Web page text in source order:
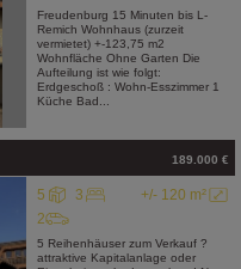
Freudenburg 15 Minuten bis L-
Remich Wohnhaus (zurzeit
vermietet) +-123,75 m2
Wohnfläche Ohne Garten Die
Aufteilung ist wie folgt:
Erdgeschoß : Wohn-Esszimmer 1
Küche Bad...
189.000 €
+/- 120 m²
5
3
2
5 Reihenhäuser zum Verkauf ?
attraktive Kapitalanlage oder